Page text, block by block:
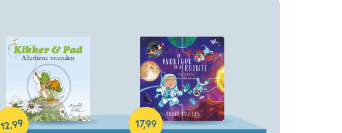
12,99
Hardcover
17,99
Hardcover